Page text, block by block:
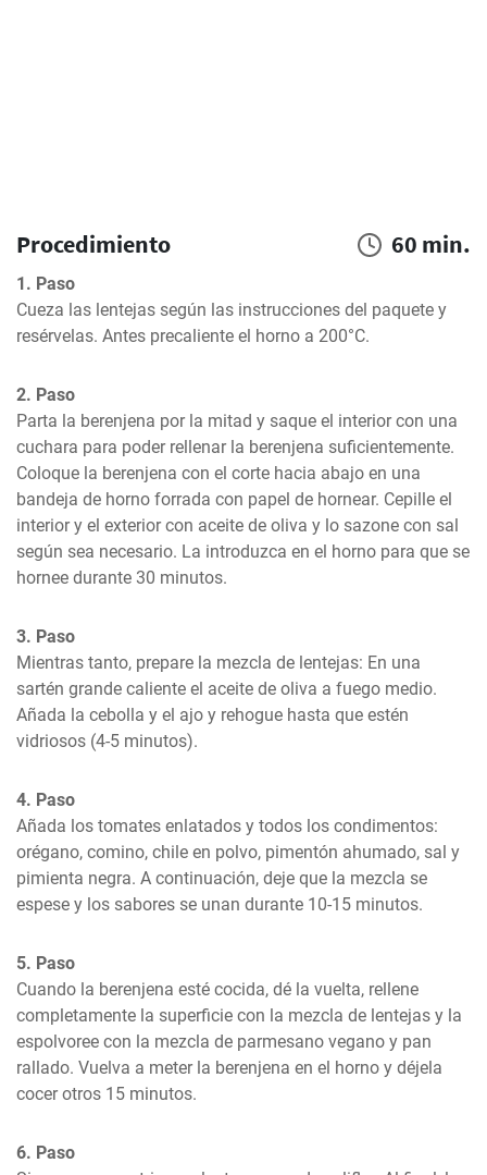
Procedimiento 60 min.
1. Paso
Cueza las lentejas según las instrucciones del paquete y
resérvelas. Antes precaliente el horno a 200°C.
2. Paso
Parta la berenjena por la mitad y saque el interior con una
cuchara para poder rellenar la berenjena suficientemente.
Coloque la berenjena con el corte hacia abajo en una
bandeja de horno forrada con papel de hornear. Cepille el
interior y el exterior con aceite de oliva y lo sazone con sal
según sea necesario. La introduzca en el horno para que se
hornee durante 30 minutos.
3. Paso
Mientras tanto, prepare la mezcla de lentejas: En una
sartén grande caliente el aceite de oliva a fuego medio.
Añada la cebolla y el ajo y rehogue hasta que estén
vidriosos (4-5 minutos).
4. Paso
Añada los tomates enlatados y todos los condimentos:
orégano, comino, chile en polvo, pimentón ahumado, sal y
pimienta negra. A continuación, deje que la mezcla se
espese y los sabores se unan durante 10-15 minutos.
5. Paso
Cuando la berenjena esté cocida, dé la vuelta, rellene
completamente la superficie con la mezcla de lentejas y la
espolvoree con la mezcla de parmesano vegano y pan
rallado. Vuelva a meter la berenjena en el horno y déjela
cocer otros 15 minutos.
6. Paso